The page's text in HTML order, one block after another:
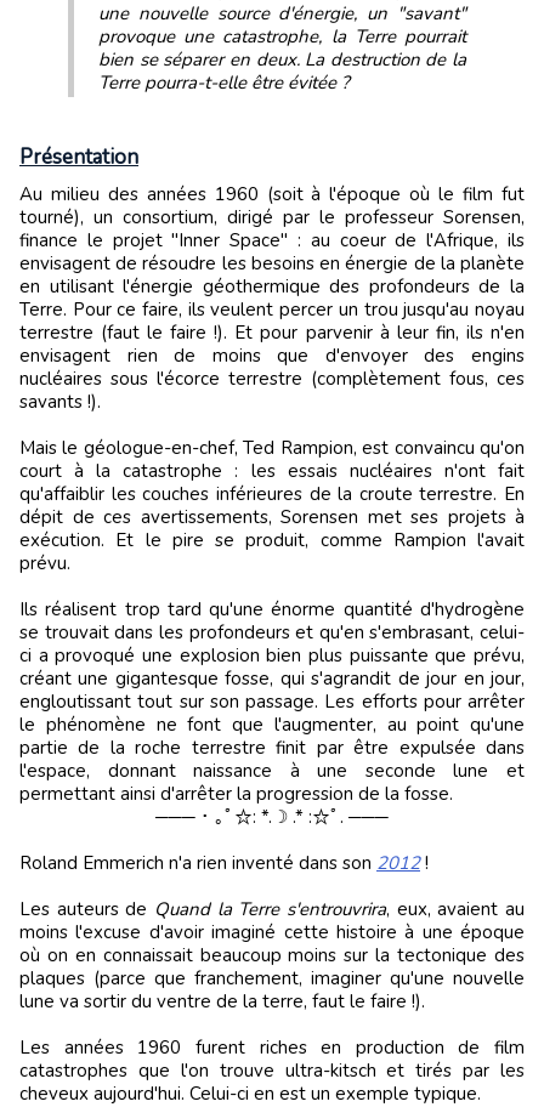
une nouvelle source d'énergie, un "savant"
provoque une catastrophe, la Terre pourrait
bien se séparer en deux. La destruction de la
Terre pourra-t-elle être évitée ?
Présentation
Au milieu des années 1960 (soit à l'époque où le film fut
tourné), un consortium, dirigé par le professeur Sorensen,
finance le projet "Inner Space" : au coeur de l'Afrique, ils
envisagent de résoudre les besoins en énergie de la planète
en utilisant l'énergie géothermique des profondeurs de la
Terre. Pour ce faire, ils veulent percer un trou jusqu'au noyau
terrestre (faut le faire !). Et pour parvenir à leur fin, ils n'en
envisagent rien de moins que d'envoyer des engins
nucléaires sous l'écorce terrestre (complètement fous, ces
savants !).
Mais le géologue-en-chef, Ted Rampion, est convaincu qu'on
court à la catastrophe : les essais nucléaires n'ont fait
qu'affaiblir les couches inférieures de la croute terrestre. En
dépit de ces avertissements, Sorensen met ses projets à
exécution. Et le pire se produit, comme Rampion l'avait
prévu.
Ils réalisent trop tard qu'une énorme quantité d'hydrogène
se trouvait dans les profondeurs et qu'en s'embrasant, celui-
ci a provoqué une explosion bien plus puissante que prévu,
créant une gigantesque fosse, qui s'agrandit de jour en jour,
engloutissant tout sur son passage. Les efforts pour arrêter
le phénomène ne font que l'augmenter, au point qu'une
partie de la roche terrestre finit par être expulsée dans
l'espace, donnant naissance à une seconde lune et
permettant ainsi d'arrêter la progression de la fosse.
─── ･ ｡ﾟ☆: *.☽ .* :☆ﾟ. ───
Roland Emmerich n'a rien inventé dans son 2012!
Les auteurs de Quand la Terre s'entrouvrira, eux, avaient au
moins l'excuse d'avoir imaginé cette histoire à une époque
où on en connaissait beaucoup moins sur la tectonique des
plaques (parce que franchement, imaginer qu'une nouvelle
lune va sortir du ventre de la terre, faut le faire !).
Les années 1960 furent riches en production de film
catastrophes que l'on trouve ultra-kitsch et tirés par les
cheveux aujourd'hui. Celui-ci en est un exemple typique.